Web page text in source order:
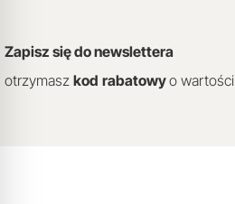
Zapisz się do newslettera
otrzymasz kod rabatowyo wartości